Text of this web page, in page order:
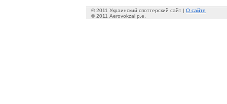
© 2011 Украинский споттерский сайт | О сайте
© 2011 Aerovokzal p.e.